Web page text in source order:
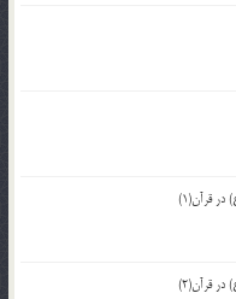
قرآن(1)
قرآن(2)